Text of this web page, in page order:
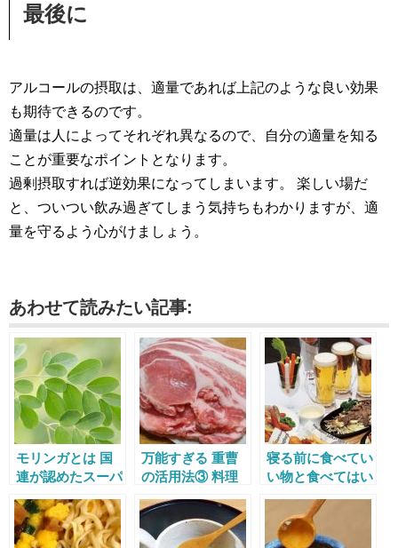
最後に
アルコールの摂取は、適量であれば上記のような良い効果
も期待できるのです。
適量は人によってそれぞれ異なるので、自分の適量を知る
ことが重要なポイントとなります。
過剰摂取すれば逆効果になってしまいます。 楽しい場だ
と、ついつい飲み過ぎてしまう気持ちもわかりますが、適
量を守るよう心がけましょう。
あわせて読みたい記事:
モリンガとは 国
連が認めたスーパ
効能
万能すぎる 重曹
の活用法③ 料理
寝る前に食べてい
い物と食べてはい